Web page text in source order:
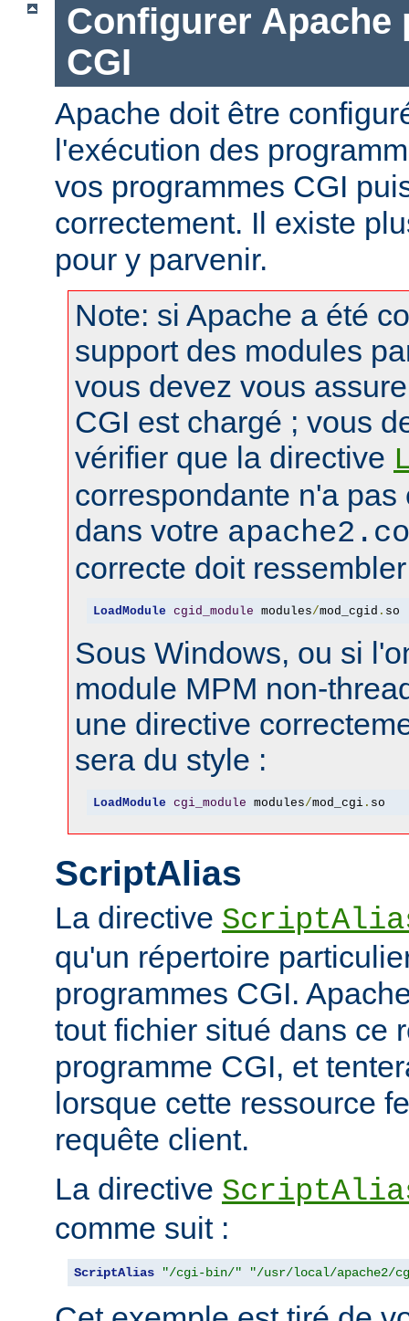
Configurer Apache
CGI
Apache doit être
l'exécution des
vos programmes CGI
correctement. Il existe
pour y parvenir.
Note: si Apache a été
support des modules
vous devez vous
CGI est chargé ; vous
vérifier que la directive
correspondante n'a pas
dans votre
correcte doit
LoadModule cgid_module modules/mod_cgid . so
Sous Windows, ou si
module MPM non-
une directive
sera du style :
LoadModule cgi_module modules/mod_cgi. so
ScriptAlias
La directive
qu'un répertoire
programmes CGI.
tout fichier situé dans ce
programme CGI, et
lorsque cette ressource
requête client.
La directive
comme suit :
ScriptAlias "/cgi-bin/" "/usr/local/apache2/